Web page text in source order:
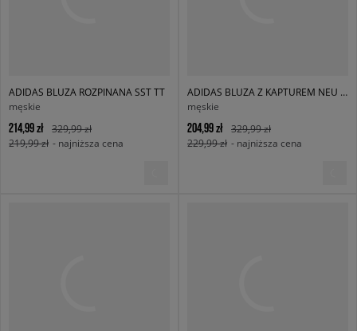
ADIDAS BLUZA ROZPINANA SST TT
męskie
214,99 zł
329,99 zł
219,99 zł - najniższa cena
ADIDAS BLUZA Z KAPTUREM NEU C HD
męskie
204,99 zł
329,99 zł
229,99 zł - najniższa cena